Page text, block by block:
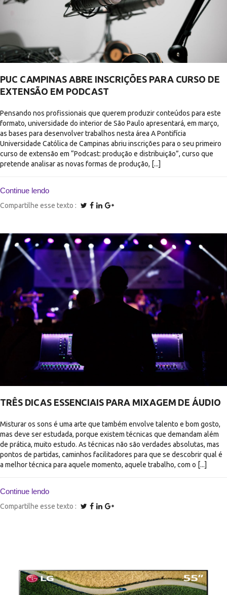
PUC CAMPINAS ABRE INSCRIÇÕES PARA CURSO DE
EXTENSÃO EM PODCAST
Pensando nos profissionais que querem produzir conteúdos para este
formato, universidade do interior de São Paulo apresentará, em março,
as bases para desenvolver trabalhos nesta área A Pontifícia
Universidade Católica de Campinas abriu inscrições para o seu primeiro
curso de extensão em “Podcast: produção e distribuição”, curso que
pretende analisar as novas formas de produção, [...]
Continue lendo
Compartilhe esse texto
TRÊS DICAS ESSENCIAIS PARA MIXAGEM DE ÁUDIO
Misturar os sons é uma arte que também envolve talento e bom gosto,
mas deve ser estudada, porque existem técnicas que demandam além
de prática, muito estudo. As técnicas não são verdades absolutas, mas
pontos de partidas, caminhos facilitadores para que se descobrir qual é
a melhor técnica para aquele momento, aquele trabalho, com o [...]
Continue lendo
Compartilhe esse texto